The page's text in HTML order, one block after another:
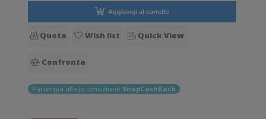
Aggiungi al carrello
Quota Wish list Quick View
Confronta
Partecipa alla promozione SnapCashBack